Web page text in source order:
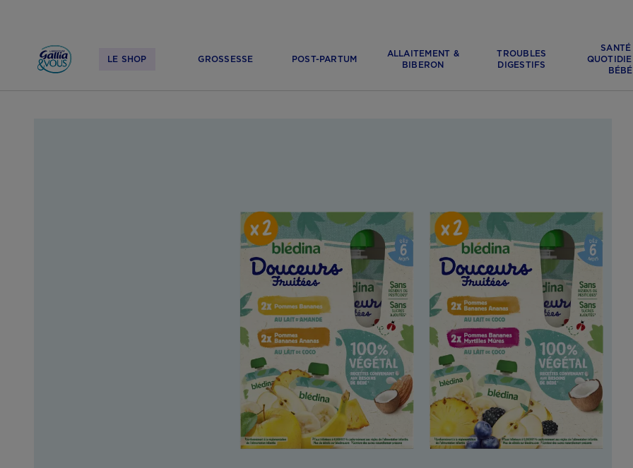
LE SHOP GROSSESSE POST-PARTUM
ALLAITEMENT &
BIBERON
TROUBLES
DIGESTIFS
SANTÉ
BÉBÉ
LE SHOP